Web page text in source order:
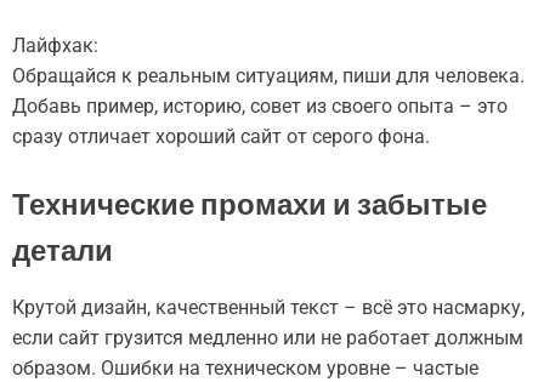
Лайфхак:
Обращайся к реальным ситуациям, пиши для человека.
Добавь пример, историю, совет из своего опыта – это
сразу отличает хороший сайт от серого фона.
Технические промахи и забытые
детали
Крутой дизайн, качественный текст – всё это насмарку,
если сайт грузится медленно или не работает должным
образом. Ошибки на техническом уровне – частые